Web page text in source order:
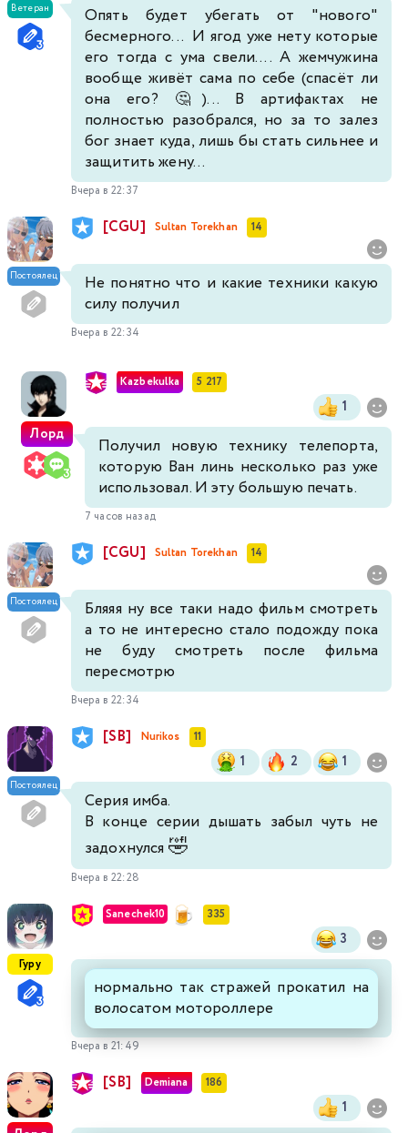
Ветеран
Опять будет убегать от "нового"
бесмерного... И ягод уже нету которые
его тогда с ума свели.... А жемчужина
вообще живёт сама по себе (спасёт ли
она его? 🤔)... В артифактах не
полностью разобрался, но за то залез
бог знает куда, лишь бы стать сильнее и
защитить жену...
Вчера в 22:37
Постоялец
[CGU] Sultan Torekhan 14
Не понятно что и какие техники какую
силу получил
Вчера в 22:34
Лорд
Kazbekulka 5 217
1
Получил новую технику телепорта,
которую Ван линь несколько раз уже
использовал. И эту большую печать.
7 часов назад
Постоялец
[CGU] Sultan Torekhan 14
Бляяя ну все таки надо фильм смотреть
а то не интересно стало подожду пока
не буду смотреть после фильма
пересмотрю
Вчера в 22:34
Постоялец
[SB] Nurikos 11
1 2 1
Серия имба.
В конце серии дышать забыл чуть не
задохнулся 🤣
Вчера в 22:28
Гуру
Sanechek10 335
3
нормально так стражей прокатил на
волосатом мотороллере
Вчера в 21:49
[SB] Demiana 186
1